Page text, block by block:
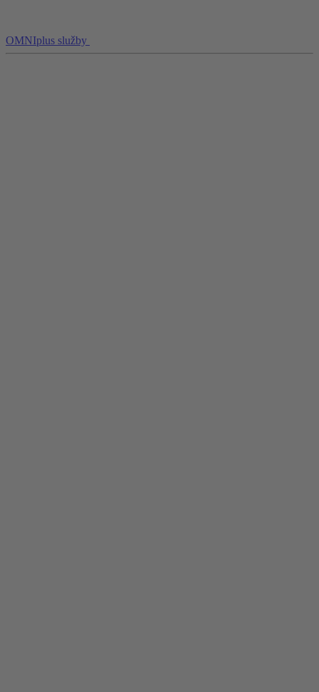
OMNIplus služby